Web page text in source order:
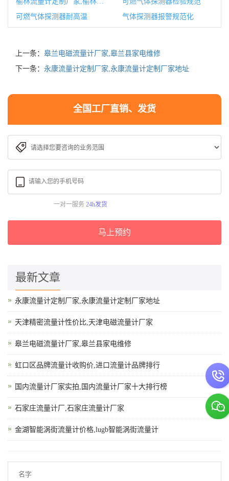
可燃气体探测器耐高温
气体探测器报警规范化
上一条： 皋兰电磁流量计厂家,皋兰县家电维修
下一条： 永康流量计定制厂家,永康流量计定制厂家地址
全国工厂直销、发货
一对一服务 24h发货
马上预约
最新文章
永康流量计定制厂家,永康流量计定制厂家地址
天津精密流量计性价比,天津电磁流量计厂家
皋兰电磁流量计厂家,皋兰县家电维修
虹口区品牌流量计收购价,进口流量计品牌排行
国内流量计厂家实拍,国内流量计厂家十大排行榜
石家庄流量计厂,石家庄流量计厂家
金湖智能涡街流量计价格,lugb智能涡街流量计